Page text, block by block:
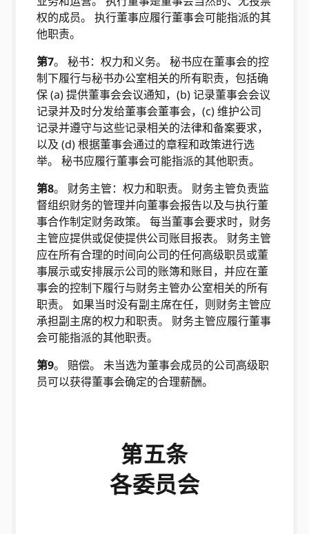
权的成员。 执行董事应履行董事会可能指派的其
他职责。
第7。 秘书：权力和义务。 秘书应在董事会的控
制下履行与秘书办公室相关的所有职责，包括确
保 (a) 提供董事会会议通知，(b) 记录董事会会议
记录并及时分发给董事会董事会，(c) 维护公司
记录并遵守与这些记录相关的法律和备案要求，
以及 (d) 根据董事会通过的章程和政策进行选
举。 秘书应履行董事会可能指派的其他职责。
第8。 财务主管：权力和职责。 财务主管负责监
督组织财务的管理并向董事会报告以及与执行董
事合作制定财务政策。 每当董事会要求时，财务
主管应提供或促使提供公司账目报表。 财务主管
应在所有合理的时间向公司的任何高级职员或董
事展示或安排展示公司的账簿和账目，并应在董
事会的控制下履行与财务主管办公室相关的所有
职责。 如果当时没有副主席在任，则财务主管应
承担副主席的权力和职责。 财务主管应履行董事
会可能指派的其他职责。
第9。 赔偿。 未当选为董事会成员的公司高级职
员可以获得董事会确定的合理薪酬。
第五条
各委员会